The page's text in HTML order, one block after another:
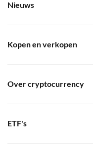
Nieuws
Kopen en verkopen
Over cryptocurrency
ETF's